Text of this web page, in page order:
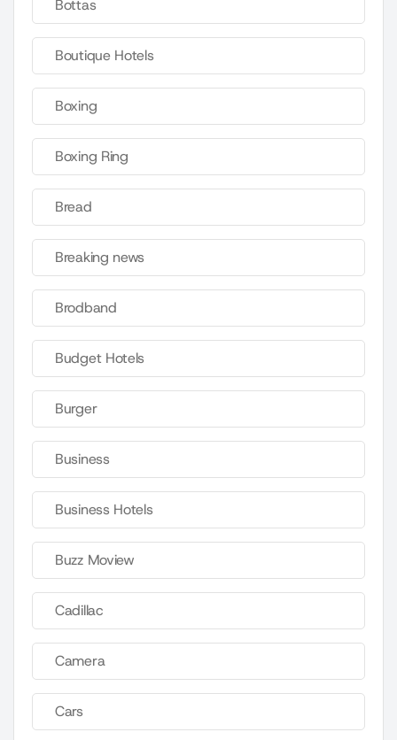
Bottas
Boutique Hotels
Boxing
Boxing Ring
Bread
Breaking news
Brodband
Budget Hotels
Burger
Business
Business Hotels
Buzz Moview
Cadillac
Camera
Cars